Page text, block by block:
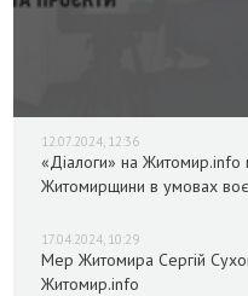
12.07.2024, 12:36
«Діалоги» на Житомир.info
Житомирщини в умовах
17.04.2024, 10:29
Мер Житомира Сергій
Житомир.info